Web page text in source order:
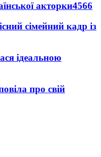
акторки4566
сімейний кадр із
ідеальною
про свій